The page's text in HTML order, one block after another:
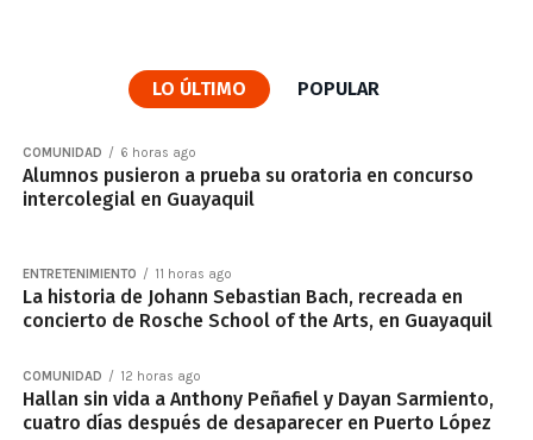
LO ÚLTIMO POPULAR
COMUNIDAD 6 horas ago
Alumnos pusieron a prueba su oratoria en concurso
intercolegial en Guayaquil
ENTRETENIMIENTO 11 horas ago
La historia de Johann Sebastian Bach, recreada en
concierto de Rosche School of the Arts, en Guayaquil
COMUNIDAD 12 horas ago
Hallan sin vida a Anthony Peñafiel y Dayan Sarmiento,
cuatro días después de desaparecer en Puerto López